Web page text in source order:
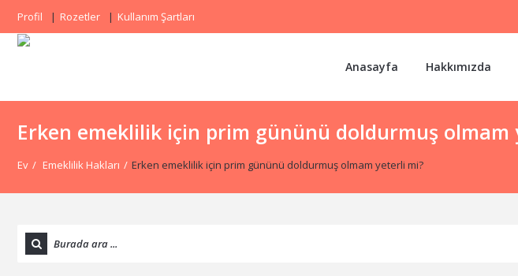
Profil Rozetler Kullanım Şartları
Anasayfa Hakkımızda
Erken emeklilik için prim gününü doldurmuş olmam
Ev / Emeklilik Hakları / Erken emeklilik için prim gününü doldurmuş olmam yeterli mi?